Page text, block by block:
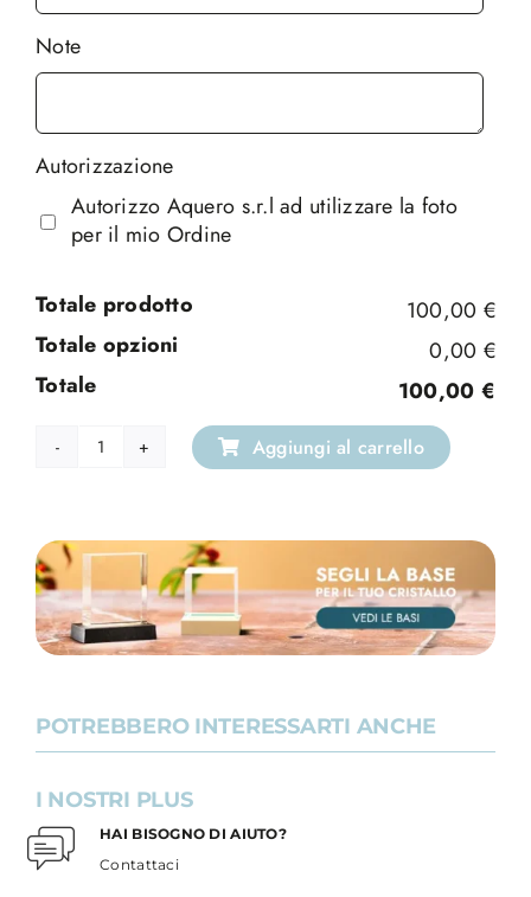
Note
Autorizzazione
Autorizzo Aquero s.r.l ad utilizzare la foto
per il mio Ordine
Totale prodotto
100,00 €
Totale opzioni
0,00 €
Totale
100,00 €
Crystal
Aggiungi al carrello
POTREBBERO INTERESSARTI ANCHE
I NOSTRI PLUS
HAI BISOGNO DI AIUTO?
Contattaci